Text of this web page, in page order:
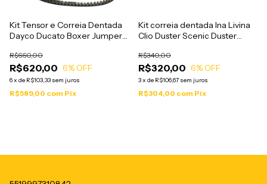
Kit Tensor e Correia Dentada
Dayco Ducato Boxer Jumper
R$620,00
R$660,00
6% OFF
6x de R$103,33 sem juros
R$589,00 com Pix
Kit correia dentada Ina Livina
Clio Duster Scenic Duster
R$320,00
R$340,00
6% OFF
3x de R$106,67 sem juros
R$304,00 com Pix